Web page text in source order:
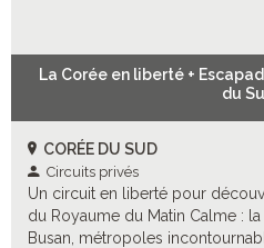
La Corée en liberté +
du
CORÉE DU SUD
Circuits privés
Un circuit en liberté pour
du Royaume du Matin Calme :
Busan, métropoles